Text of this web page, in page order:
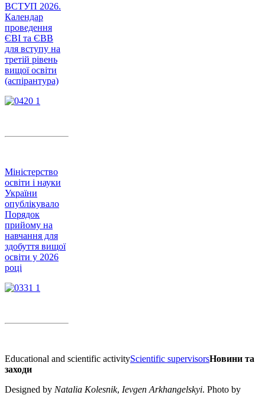
ВСТУП 2026.
Календар
проведення
ЄВІ та ЄВВ
для вступу на
третій рівень
вищої освіти
(аспірантура)
Міністерство
освіти і науки
України
опублікувало
Порядок
прийому на
навчання для
здобуття вищої
освіти у 2026
році
Educational and scientific activityScientific supervisorsНовини та
заходи
Designed by Natalia Kolesnik, Ievgen Arkhangelskyi. Photo by